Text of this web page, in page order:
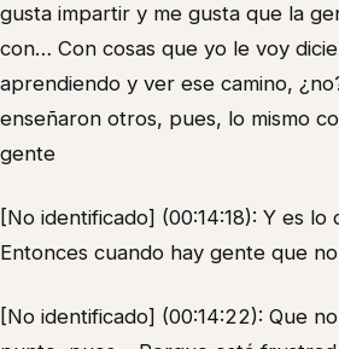
gusta impartir y me gusta que la
con… Con cosas que yo le voy
aprendiendo y ver ese camino,
enseñaron otros, pues, lo mismo
gente
[No identificado] (00:14:18): Y es lo
Entonces cuando hay gente que
[No identificado] (00:14:22): Que